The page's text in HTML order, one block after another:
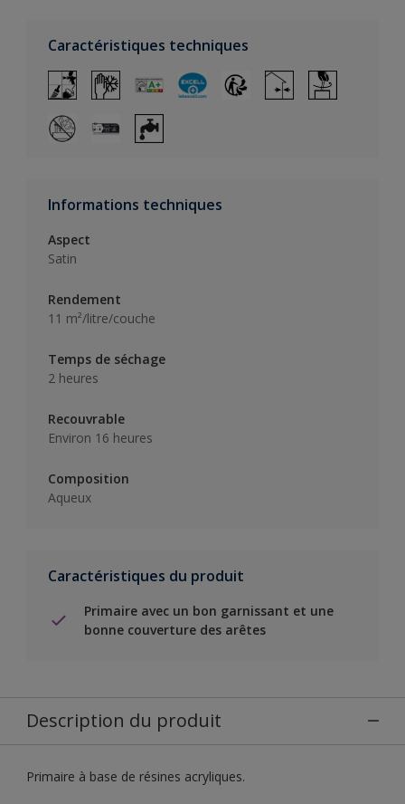
Caractéristiques techniques
Informations techniques
Aspect
Satin
Rendement
11 m²/litre/couche
Temps de séchage
2 heures
Recouvrable
Environ 16 heures
Composition
Aqueux
Caractéristiques du produit
Primaire avec un bon garnissant et une
bonne couverture des arêtes
Description du produit
Primaire à base de résines acryliques.